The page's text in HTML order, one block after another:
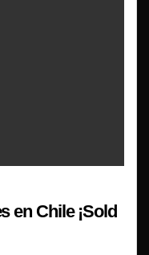
en Chile ¡Sold